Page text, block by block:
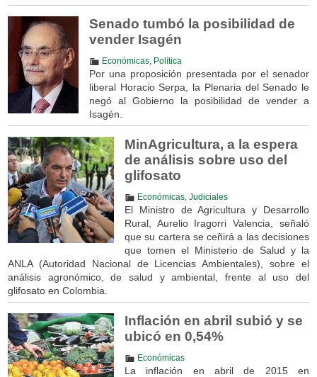
Senado tumbó la posibilidad de
vender Isagén
Económicas, Política
Por una proposición presentada por el senador
liberal Horacio Serpa, la Plenaria del Senado le
negó al Gobierno la posibilidad de vender a
Isagén.
MinAgricultura, a la espera
de análisis sobre uso del
glifosato
Económicas, Judiciales
El Ministro de Agricultura y Desarrollo
Rural, Aurelio Iragorri Valencia, señaló
que su cartera se ceñirá a las decisiones
que tomen el Ministerio de Salud y la
ANLA (Autoridad Nacional de Licencias Ambientales), sobre el
análisis agronómico, de salud y ambiental, frente al uso del
glifosato en Colombia.
Inflación en abril subió y se
ubicó en 0,54%
Económicas
La inflación en abril de 2015 en